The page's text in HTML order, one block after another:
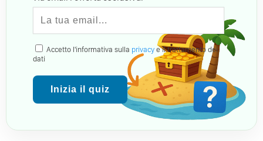
Accetto l'informativa sulla privacy e il trattamento dei
dati
Inizia il quiz